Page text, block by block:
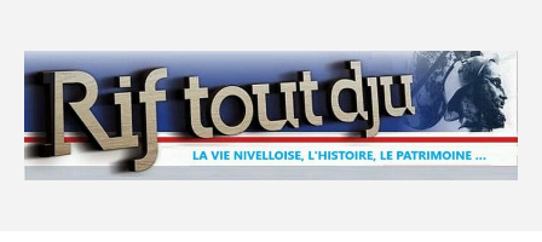
content